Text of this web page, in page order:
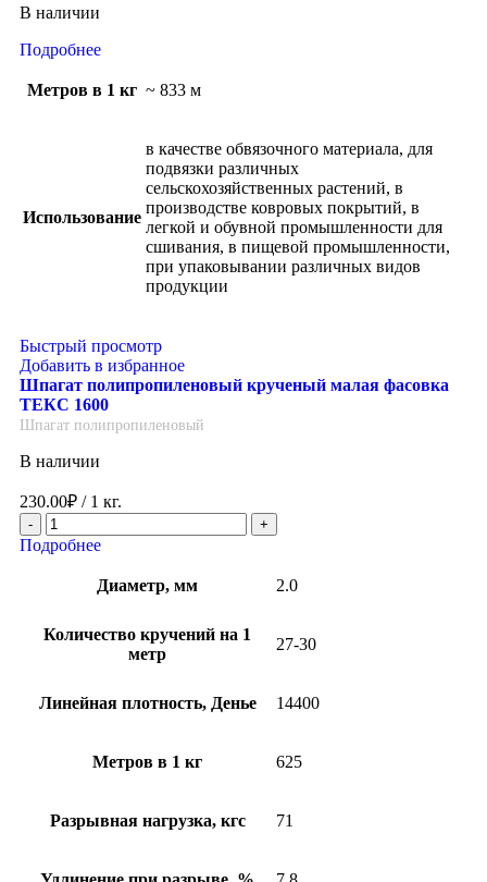
В наличии
Подробнее
Метров в 1 кг ~ 833 м
Использование
в качестве обвязочного материала, для
подвязки различных
сельскохозяйственных растений, в
производстве ковровых покрытий, в
легкой и обувной промышленности для
сшивания, в пищевой промышленности,
при упаковывании различных видов
продукции
Быстрый просмотр
Добавить в избранное
Шпагат полипропиленовый крученый малая фасовка
ТЕКС 1600
Шпагат полипропиленовый
В наличии
230.00₽ / 1 кг.
Подробнее
Диаметр, мм 2.0
Количество кручений на 1
метр
27-30
Линейная плотность, Денье 14400
Метров в 1 кг 625
Разрывная нагрузка, кгс 71